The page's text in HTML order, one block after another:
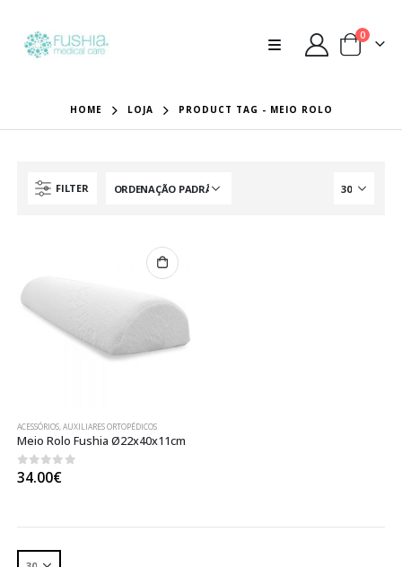
0
HOME LOJA PRODUCT TAG - MEIO ROLO
FILTER
ACESSÓRIOS,AUXILIARES ORTOPÉDICOS
Meio Rolo Fushia Ø22x40x11cm
0 out of 5
34.00€